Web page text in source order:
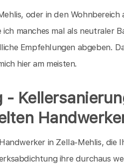
oder in den
manches mal als neutraler
Empfehlungen abgeben.
hier am meisten.
-
in Zella-Mehlis, die
ihre durchaus